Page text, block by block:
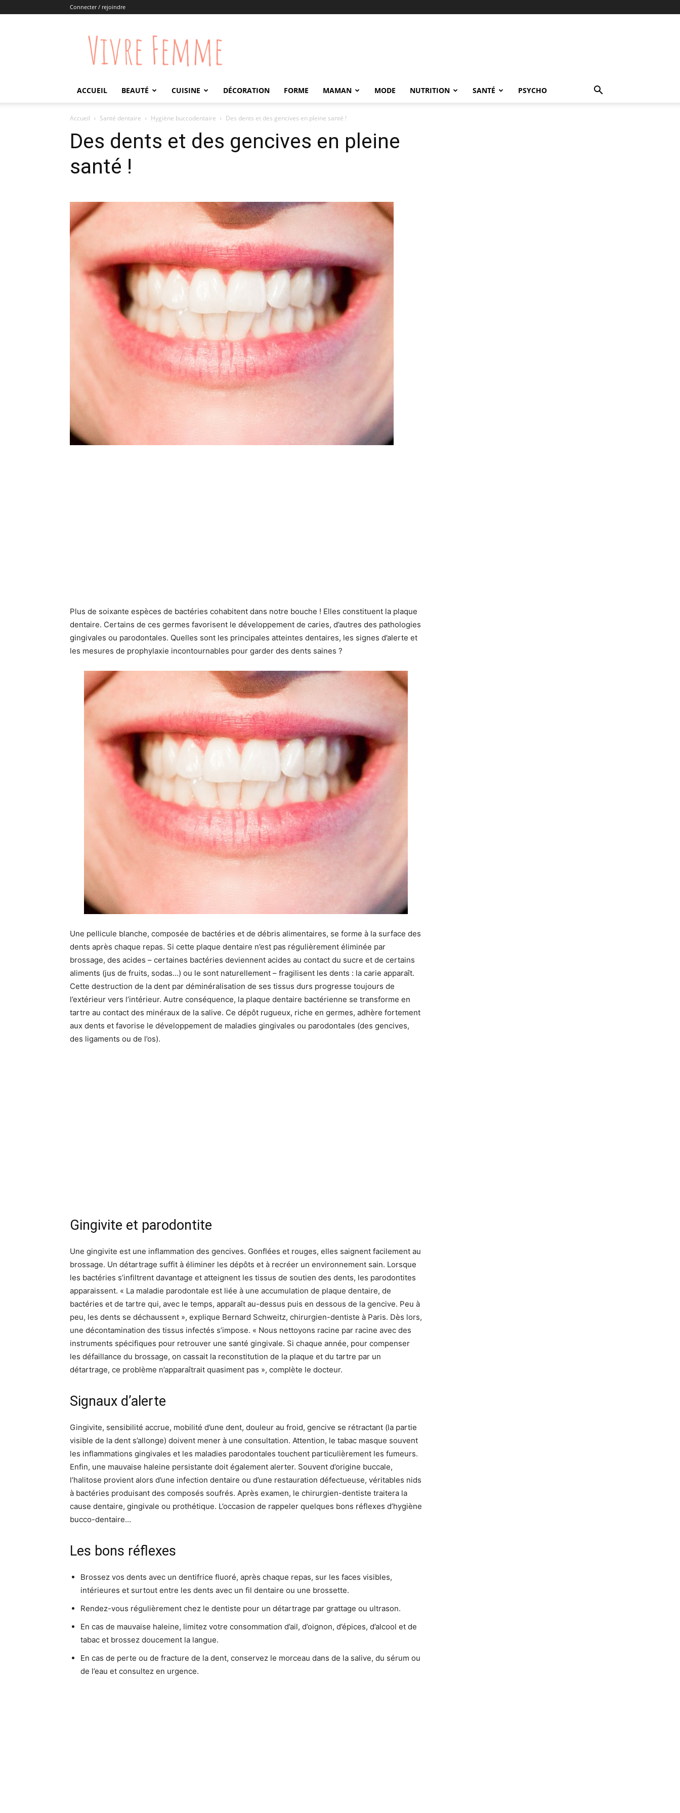
Connecter / rejoindre
Vivre
Femme
ACCUEIL BEAUTÉ CUISINE DÉCORATION FORME MAMAN MODE NUTRITION SANTÉ PSYCHO
Accueil Santé dentaire Hygiène buccodentaire Des dents et des gencives en pleine santé !
Des dents et des gencives en pleine
santé !
Plus de soixante espèces de bactéries cohabitent dans notre bouche ! Elles constituent la plaque
dentaire. Certains de ces germes favorisent le développement de caries, d’autres des pathologies
gingivales ou parodontales. Quelles sont les principales atteintes dentaires, les signes d’alerte et
les mesures de prophylaxie incontournables pour garder des dents saines ?
Une pellicule blanche, composée de bactéries et de débris alimentaires, se forme à la surface des
dents après chaque repas. Si cette plaque dentaire n’est pas régulièrement éliminée par
brossage, des acides – certaines bactéries deviennent acides au contact du sucre et de certains
aliments (jus de fruits, sodas…) ou le sont naturellement – fragilisent les dents : la carie apparaît.
Cette destruction de la dent par déminéralisation de ses tissus durs progresse toujours de
l’extérieur vers l’intérieur. Autre conséquence, la plaque dentaire bactérienne se transforme en
tartre au contact des minéraux de la salive. Ce dépôt rugueux, riche en germes, adhère fortement
aux dents et favorise le développement de maladies gingivales ou parodontales (des gencives,
des ligaments ou de l’os).
Gingivite et parodontite
Une gingivite est une inflammation des gencives. Gonflées et rouges, elles saignent facilement au
brossage. Un détartrage suffit à éliminer les dépôts et à recréer un environnement sain. Lorsque
les bactéries s’infiltrent davantage et atteignent les tissus de soutien des dents, les parodontites
apparaissent. « La maladie parodontale est liée à une accumulation de plaque dentaire, de
bactéries et de tartre qui, avec le temps, apparaît au-dessus puis en dessous de la gencive. Peu à
peu, les dents se déchaussent », explique Bernard Schweitz, chirurgien-dentiste à Paris. Dès lors,
une décontamination des tissus infectés s’impose. « Nous nettoyons racine par racine avec des
instruments spécifiques pour retrouver une santé gingivale. Si chaque année, pour compenser
les défaillance du brossage, on cassait la reconstitution de la plaque et du tartre par un
détartrage, ce problème n’apparaîtrait quasiment pas », complète le docteur.
Signaux d’alerte
Gingivite, sensibilité accrue, mobilité d’une dent, douleur au froid, gencive se rétractant (la partie
visible de la dent s’allonge) doivent mener à une consultation. Attention, le tabac masque souvent
les inflammations gingivales et les maladies parodontales touchent particulièrement les fumeurs.
Enfin, une mauvaise haleine persistante doit également alerter. Souvent d’origine buccale,
l’halitose provient alors d’une infection dentaire ou d’une restauration défectueuse, véritables nids
à bactéries produisant des composés soufrés. Après examen, le chirurgien-dentiste traitera la
cause dentaire, gingivale ou prothétique. L’occasion de rappeler quelques bons réflexes d’hygiène
bucco-dentaire…
Les bons réflexes
Brossez vos dents avec un dentifrice fluoré, après chaque repas, sur les faces visibles,
intérieures et surtout entre les dents avec un fil dentaire ou une brossette.
Rendez-vous régulièrement chez le dentiste pour un détartrage par grattage ou ultrason.
En cas de mauvaise haleine, limitez votre consommation d’ail, d’oignon, d’épices, d’alcool et de
tabac et brossez doucement la langue.
En cas de perte ou de fracture de la dent, conservez le morceau dans de la salive, du sérum ou
de l’eau et consultez en urgence.